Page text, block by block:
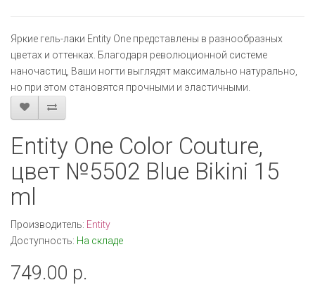
Яркие гель-лаки Entity One представлены в разнообразных
цветах и оттенках. Благодаря революционной системе
наночастиц, Ваши ногти выглядят максимально натурально,
но при этом становятся прочными и эластичными.
Entity One Color Couture,
цвет №5502 Blue Bikini 15
ml
Производитель: Entity
Доступность: На складе
749.00 р.